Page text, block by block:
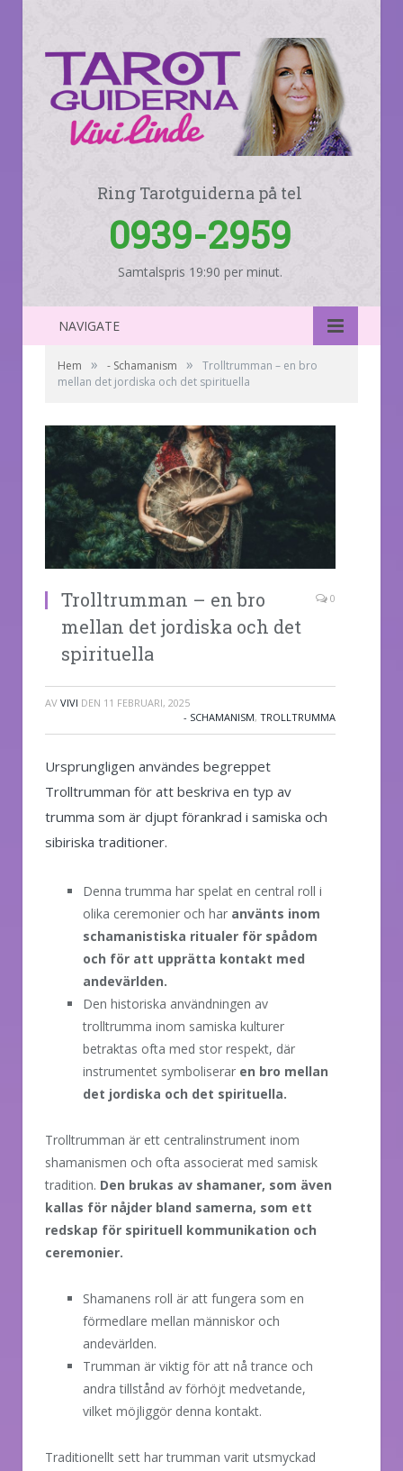
Ring Tarotguiderna på tel
0939-2959
Samtalspris 19:90 per minut.
NAVIGATE
Hem » - Schamanism »
Trolltrumman – en bro
mellan det jordiska och det spirituella
Trolltrumman – en bro
mellan det jordiska och det
spirituella
0
AV VIVI DEN 11 FEBRUARI, 2025
- SCHAMANISM, TROLLTRUMMA
Ursprungligen användes begreppet
Trolltrumman för att beskriva en typ av
trumma som är djupt förankrad i samiska och
sibiriska traditioner.
Denna trumma har spelat en central roll i
olika ceremonier och har använts inom
schamanistiska ritualer för spådom
och för att upprätta kontakt med
andevärlden.
Den historiska användningen av
trolltrumma inom samiska kulturer
betraktas ofta med stor respekt, där
instrumentet symboliserar en bro mellan
det jordiska och det spirituella.
Trolltrumman är ett centralinstrument inom
shamanismen och ofta associerat med samisk
tradition. Den brukas av shamaner, som även
kallas för nåjder bland samerna, som ett
redskap för spirituell kommunikation och
ceremonier.
Shamanens roll är att fungera som en
förmedlare mellan människor och
andevärlden.
Trumman är viktig för att nå trance och
andra tillstånd av förhöjt medvetande,
vilket möjliggör denna kontakt.
Traditionellt sett har trumman varit utsmyckad